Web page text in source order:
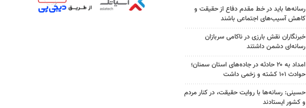
رسانه‌ها باید در خط مقدم دفاع از حقیقت و
کاهش آسیب‌های اجتماعی باشند
خبرنگاران نقش بارزی در ناکامی سربازان
رسانه‌ای دشمن داشتند
امداد به ۲۰ حادثه در جاده‌های استان سمنان؛
حوادث ۱۰۱ کشته و زخمی داشت
حسینی: رسانه‌ها با روایت حقیقت، در کنار مردم
و کشور ایستادند